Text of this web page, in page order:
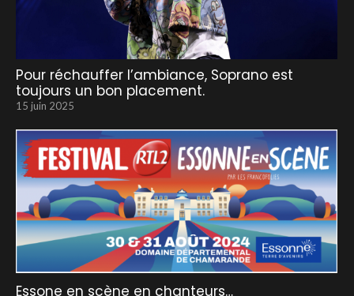
Pour réchauffer l’ambiance, Soprano est
toujours un bon placement.
15 juin 2025
Essone en scène en chanteurs…